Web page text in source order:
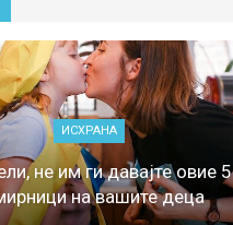
ИСХРАНА
не им ги давајте овие 5
на вашите деца